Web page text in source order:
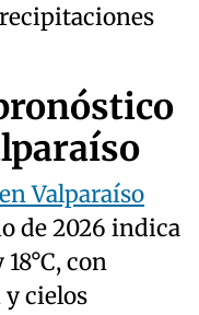
Valparaíso
de 2026 indica
con
cielos